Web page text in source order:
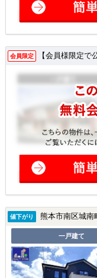
会員限定 【会員様限定で
値下がり 熊本市南区城南
一戸建て